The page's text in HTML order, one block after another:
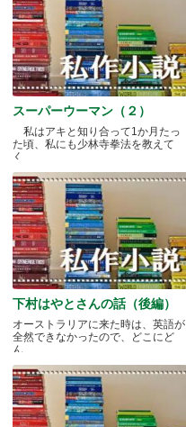
スーパーウーマン（２）
私はアキと知り合って1か月たっ
た頃、私にも少林寺拳法を教えて
く.....
下村はやとさんの話（後編）
オーストラリアに来た時は、英語が
全然できなかったので、どこにど
ん.....